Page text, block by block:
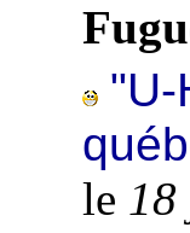
"U-
le